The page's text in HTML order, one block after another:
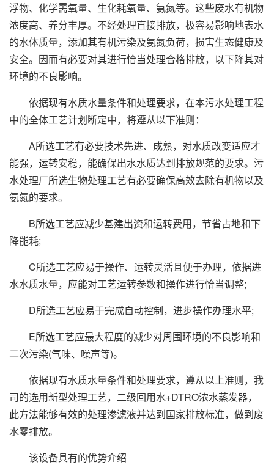
浮物、化学需氧量、生化耗氧量、氨氮等。这些废水有机物
浓度高、养分丰厚。不经处理直接排放，极容易影响地表水
的水体质量，添加其有机污染及氨氮负荷，损害生态健康及
安全。因而有必要对其进行恰当处理合格排放，以下降其对
环境的不良影响。
依据现有水质水量条件和处理要求，在本污水处理工程
中的全体工艺计划断定中，将遵从以下准则：
A所选工艺有必要技术先进、成熟，对水质改变适应才
能强，运转安稳，能确保出水水质达到排放规范的要求。污
水处理厂所选生物处理工艺有必要确保高效去除有机物以及
氨氮的要求。
B所选工艺应减少基建出资和运转费用，节省占地和下
降能耗;
C所选工艺应易于操作、运转灵活且便于办理，依据进
水水质水量，应能对工艺运转参数和操作进行恰当调整;
D所选工艺应易于完成自动控制，进步操作办理水平;
E所选工艺应最大程度的减少对周围环境的不良影响和
二次污染(气味、噪声等)。
依据现有水质水量条件和处理要求，遵从以上准则，我
司的选用新型处理工艺，二级回用水+DTRO浓水蒸发器，
此方法能够有效的处理渗滤液并达到国家排放标准，做到废
水零排放。
该设备具有的优势介绍